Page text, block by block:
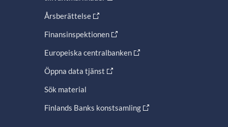
Årsberättelse
Finansinspektionen
Europeiska centralbanken
Öppna data tjänst
Sök material
Finlands Banks konstsamling